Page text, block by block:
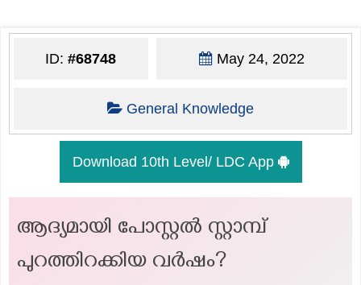
ID:#68748 May 24, 2022
General Knowledge
Download 10th Level/ LDC App
ആദ്യമായി പോസ്റ്റൽ സ്റ്റാമ്പ്
പുറത്തിറക്കിയ വർഷം?